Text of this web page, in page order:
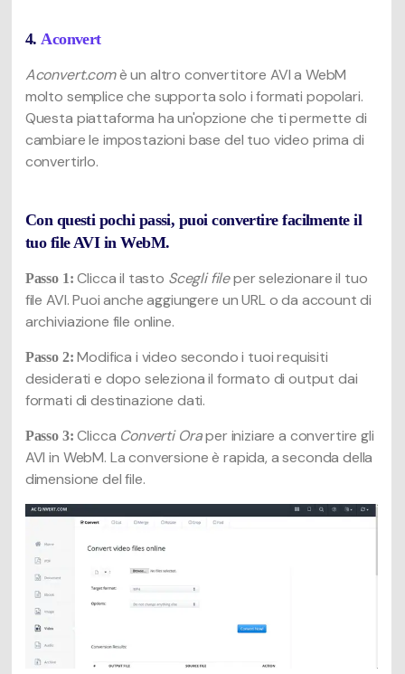
4. Aconvert
Aconvert.comè un altro convertitore AVI a WebM
molto semplice che supporta solo i formati popolari.
Questa piattaforma ha un'opzione che ti permette di
cambiare le impostazioni base del tuo video prima di
convertirlo.
Con questi pochi passi, puoi convertire facilmente il
tuo file AVI in WebM.
Passo 1: Clicca il tasto Scegli fileper selezionare il tuo
file AVI. Puoi anche aggiungere un URL o da account di
archiviazione file online.
Passo 2: Modifica i video secondo i tuoi requisiti
desiderati e dopo seleziona il formato di output dai
formati di destinazione dati.
Passo 3: Clicca Converti Oraper iniziare a convertire gli
AVI in WebM. La conversione è rapida, a seconda della
dimensione del file.